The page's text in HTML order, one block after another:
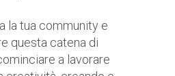
la tua community e
questa catena di
a lavorare